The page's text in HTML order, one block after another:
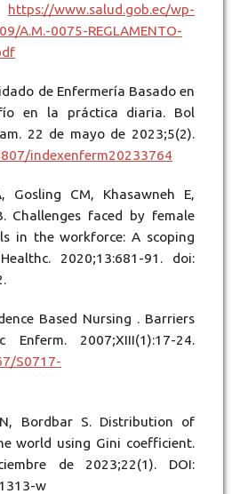
https://www.salud.gob.ec/wp-
A.M.-0075-REGLAMENTO-
de Enfermería Basado en
en la práctica diaria. Bol
22 de mayo de 2023;5(2).
indexenferm20233764
Gosling CM, Khasawneh E,
Challenges faced by female
in the workforce: A scoping
2020;13:681-91. doi:
Based Nursing . Barriers
Enferm. 2007;XIII(1):17-24.
S0717-
Bordbar S. Distribution of
world using Gini coefficient.
de 2023;22(1). DOI:
w